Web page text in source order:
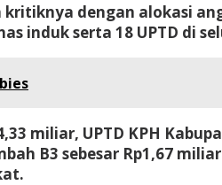
dengan alokasi
induk serta 18 UPTD di
miliar, UPTD KPH
B3 sebesar Rp1,67